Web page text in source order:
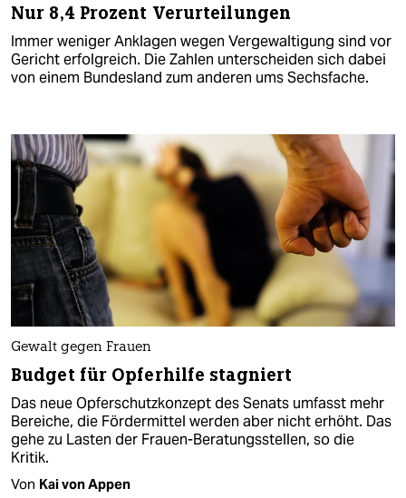
Nur 8,4 Prozent Verurteilungen
Immer weniger Anklagen wegen Vergewaltigung sind vor
Gericht erfolgreich. Die Zahlen unterscheiden sich dabei
von einem Bundesland zum anderen ums Sechsfache.
Gewalt gegen Frauen
Budget für Opferhilfe stagniert
Das neue Opferschutzkonzept des Senats umfasst mehr
Bereiche, die Fördermittel werden aber nicht erhöht. Das
gehe zu Lasten der Frauen-Beratungsstellen, so die
Kritik.
Von Kai von Appen